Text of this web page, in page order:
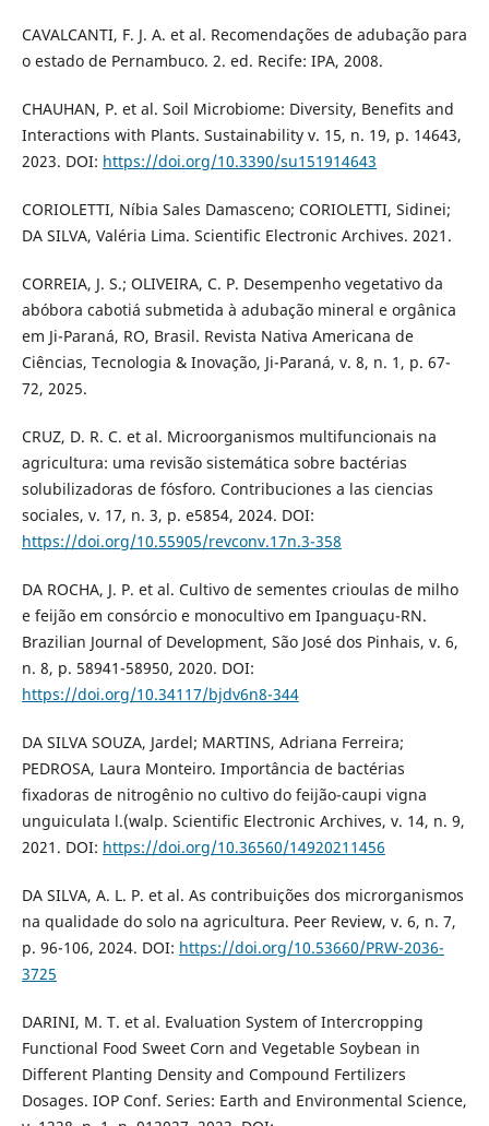
CAVALCANTI, F. J. A. et al. Recomendações de adubação para
o estado de Pernambuco. 2. ed. Recife: IPA, 2008.
CHAUHAN, P. et al. Soil Microbiome: Diversity, Benefits and
Interactions with Plants. Sustainability v. 15, n. 19, p. 14643,
2023. DOI: https://doi.org/10.3390/su151914643
CORIOLETTI, Níbia Sales Damasceno; CORIOLETTI, Sidinei;
DA SILVA, Valéria Lima. Scientific Electronic Archives. 2021.
CORREIA, J. S.; OLIVEIRA, C. P. Desempenho vegetativo da
abóbora cabotiá submetida à adubação mineral e orgânica
em Ji-Paraná, RO, Brasil. Revista Nativa Americana de
Ciências, Tecnologia & Inovação, Ji-Paraná, v. 8, n. 1, p. 67-
72, 2025.
CRUZ, D. R. C. et al. Microorganismos multifuncionais na
agricultura: uma revisão sistemática sobre bactérias
solubilizadoras de fósforo. Contribuciones a las ciencias
sociales, v. 17, n. 3, p. e5854, 2024. DOI:
https://doi.org/10.55905/revconv.17n.3-358
DA ROCHA, J. P. et al. Cultivo de sementes crioulas de milho
e feijão em consórcio e monocultivo em Ipanguaçu-RN.
Brazilian Journal of Development, São José dos Pinhais, v. 6,
n. 8, p. 58941-58950, 2020. DOI:
https://doi.org/10.34117/bjdv6n8-344
DA SILVA SOUZA, Jardel; MARTINS, Adriana Ferreira;
PEDROSA, Laura Monteiro. Importância de bactérias
fixadoras de nitrogênio no cultivo do feijão-caupi vigna
unguiculata l.(walp. Scientific Electronic Archives, v. 14, n. 9,
2021. DOI: https://doi.org/10.36560/14920211456
DA SILVA, A. L. P. et al. As contribuições dos microrganismos
na qualidade do solo na agricultura. Peer Review, v. 6, n. 7,
p. 96-106, 2024. DOI: https://doi.org/10.53660/PRW-2036-
3725
DARINI, M. T. et al. Evaluation System of Intercropping
Functional Food Sweet Corn and Vegetable Soybean in
Different Planting Density and Compound Fertilizers
Dosages. IOP Conf. Series: Earth and Environmental Science,